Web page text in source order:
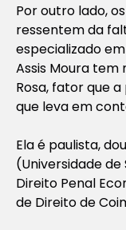
Por outro lado,
ressentem da
especializado
Assis Moura
Rosa, fator que
que leva em
Ela é paulista,
(Universidade
Direito Penal
de Direito de